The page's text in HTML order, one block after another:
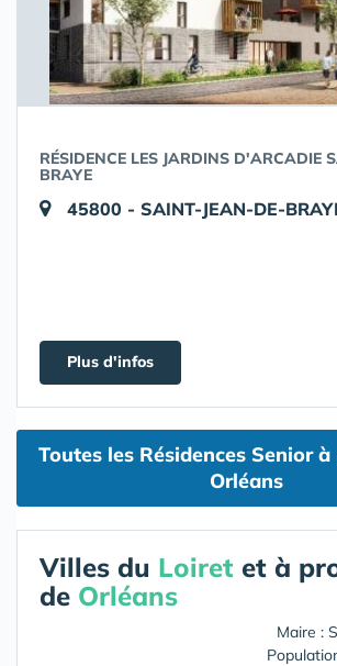
RÉSIDENCE LES JARDINS D'ARCADIE
BRAYE
45800 - SAINT-JEAN-DE-
Plus d'infos
Toutes les Résidences Senior
Orléans
Villes du Loiret et à
de Orléans
Maire :